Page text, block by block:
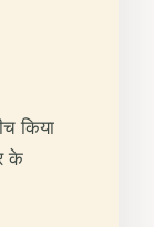
किया
के